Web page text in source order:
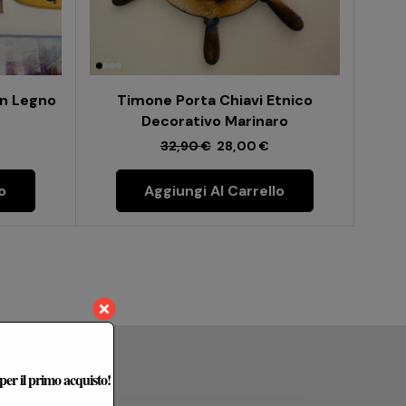
Legno
Timone Porta Chiavi Etnico
Decorativo Marinaro
32,90€ 28,00 €
Aggiungi Al Carrello
il primo acquisto!